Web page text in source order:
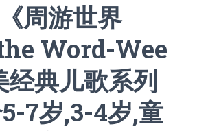
周游世界
Word-Wee
典儿歌系列
7岁,3-4岁,童